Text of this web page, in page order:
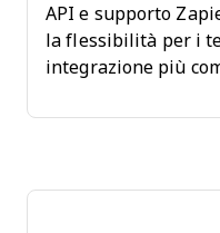
API e supporto
la flessibilità per i
integrazione più